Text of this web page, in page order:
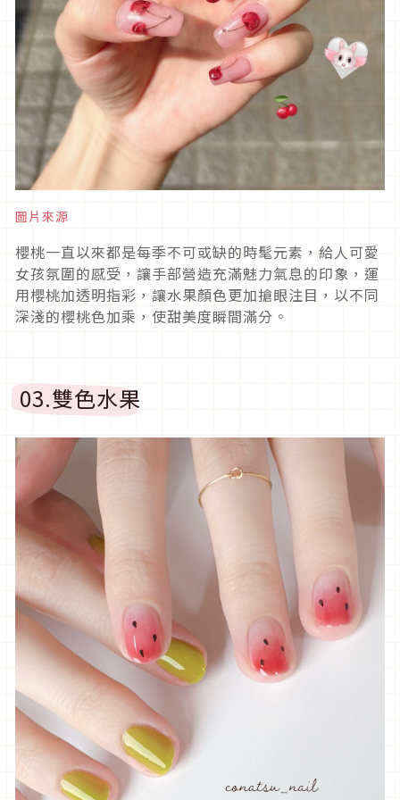
圖片來源
櫻桃一直以來都是每季不可或缺的時髦元素，給人可愛
女孩氛圍的感受，讓手部營造充滿魅力氣息的印象，運
用櫻桃加透明指彩，讓水果顏色更加搶眼注目，以不同
深淺的櫻桃色加乘，使甜美度瞬間滿分。
03.雙色水果